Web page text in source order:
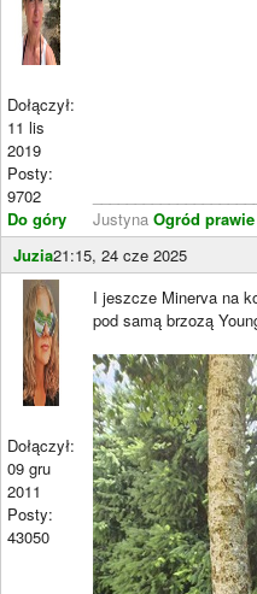
Dołączył:
11 lis
2019
Posty:
9702
Do góry
Justyna Ogród
Juzia21:15, 24 cze 2025
Dołączył:
09 gru
2011
Posty:
43050
I jeszcze Minerva na
pod samą brzozą